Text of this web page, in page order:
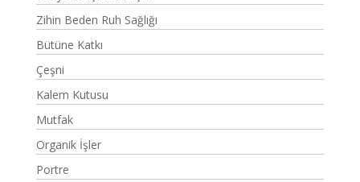
Zihin Beden Ruh Sağlığı
Bütüne Katkı
Çeşni
Kalem Kutusu
Mutfak
Organik İşler
Portre